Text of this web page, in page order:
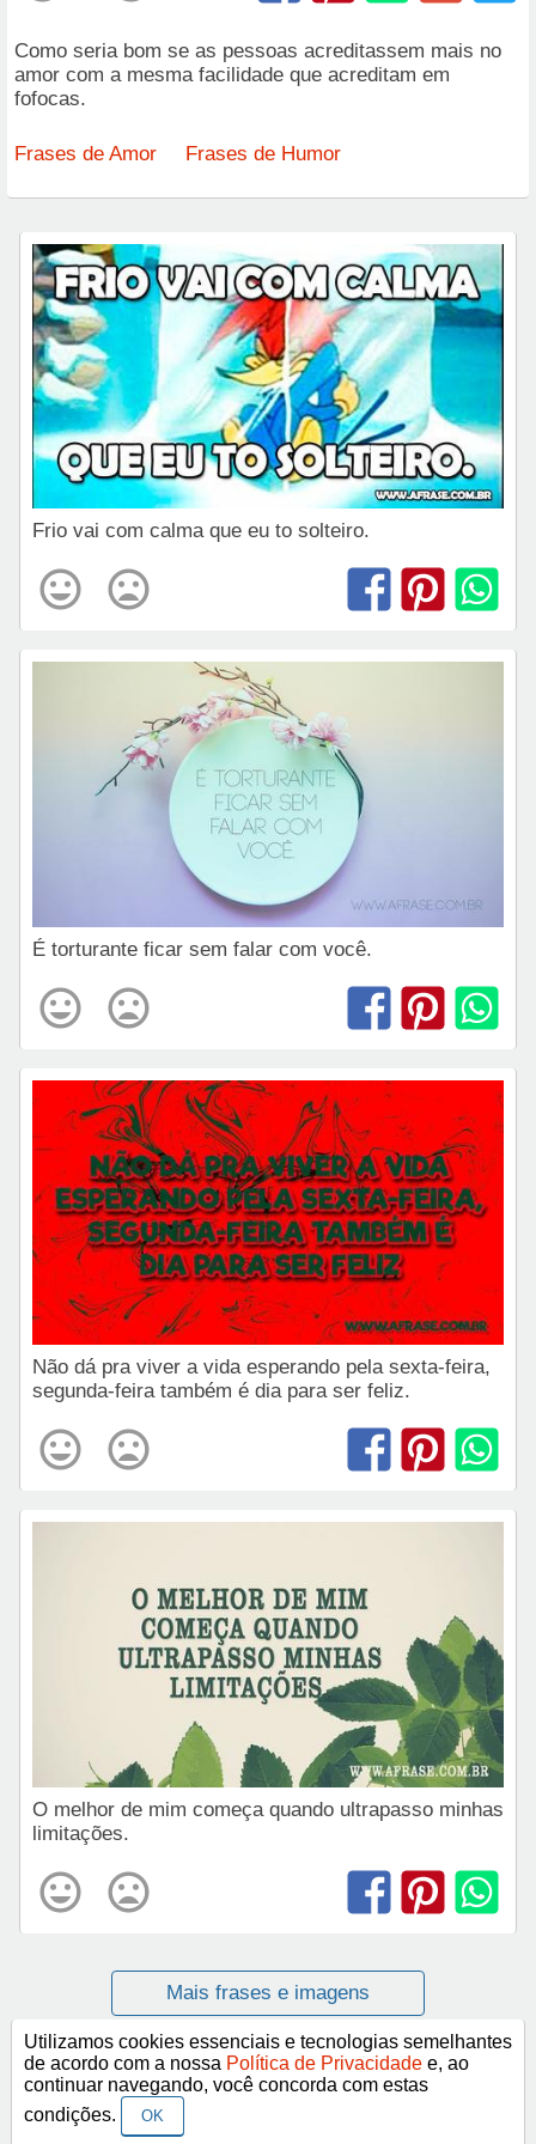
Como seria bom se as pessoas acreditassem mais no
amor com a mesma facilidade que acreditam em
fofocas.
Frases de Amor Frases de Humor
Frio vai com calma que eu to solteiro.
É torturante ficar sem falar com você.
Não dá pra viver a vida esperando pela sexta-feira,
segunda-feira também é dia para ser feliz.
O melhor de mim começa quando ultrapasso minhas
limitações.
Mais frases e imagens
Categorias
Frases Religiosas
Utilizamos cookies essenciais e tecnologias semelhantes
de acordo com a nossa Política de Privacidade e, ao
continuar navegando, você concorda com estas
condições.
OK